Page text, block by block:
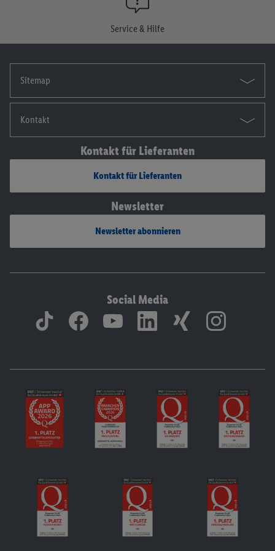
Service & Hilfe
Sitemap
Kontakt
Kontakt für Lieferanten
Kontakt für Lieferanten
Newsletter
Newsletter abonnieren
Social Media